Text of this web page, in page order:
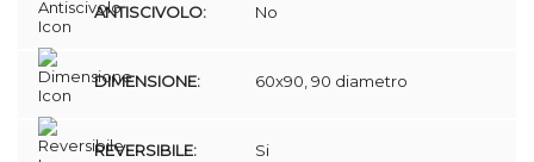
ANTISCIVOLO: No
DIMENSIONE: 60x90, 90 diametro
REVERSIBILE: Si